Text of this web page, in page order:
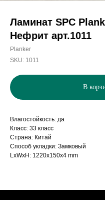
Ламинат SPC
Нефрит арт.1011
Planker
SKU: 1011
В
Влагостойкость: да
Класс: 33 класс
Страна: Китай
Способ укладки: Замковый
LxWxH: 1220x150x4 mm